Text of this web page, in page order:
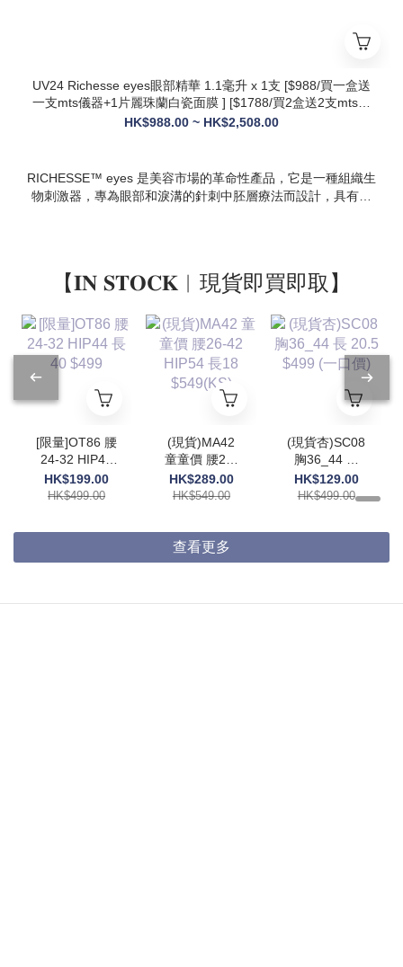
UV24 Richesse eyes眼部精華 1.1毫升 x 1支 [$988/買一盒送
一支mts儀器+1片麗珠蘭白瓷面膜 ] [$1788/買2盒送2支mts儀
器+1盒白瓷面膜+1支麗珠蘭修復面霜][ $2508/買3盒送3支mts
HK$988.00 ~ HK$2,508.00
RICHESSE™ eyes 是美容市場的革命性產品，它是一種組織生
物刺激器，專為眼部和淚溝的針刺中胚層療法而設計，具有填
【𝐈𝐍 𝐒𝐓𝐎𝐂𝐊︱現貨即買即取】
[限量]OT86 腰
24-32 HIP44
長40 $499
HK$199.00
HK$499.00
(現貨)MA42
童童價 腰26-
42 HIP54 長
18 $549(KS)
HK$289.00
HK$549.00
(現貨杏)SC08
胸36_44 長
20.5 $499 (一
口價)
HK$129.00
HK$499.00
查看更多